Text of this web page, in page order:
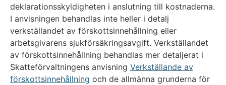
deklarationsskyldigheten i anslutning till kostnaderna.
I anvisningen behandlas inte heller i detalj
verkställandet av förskottsinnehållning eller
arbetsgivarens sjukförsäkringsavgift. Verkställandet
av förskottsinnehållning behandlas mer detaljerat i
Skatteförvaltningens anvisning Verkställande av
förskottsinnehållning och de allmänna grunderna för